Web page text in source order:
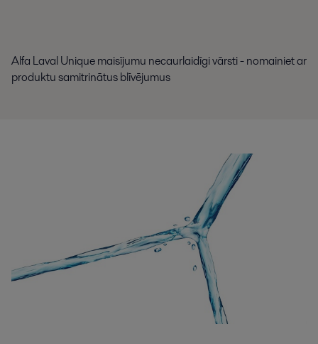
Alfa Laval Unique maisījumu necaurlaidīgi vārsti - nomainiet ar
produktu samitrinātus blīvējumus